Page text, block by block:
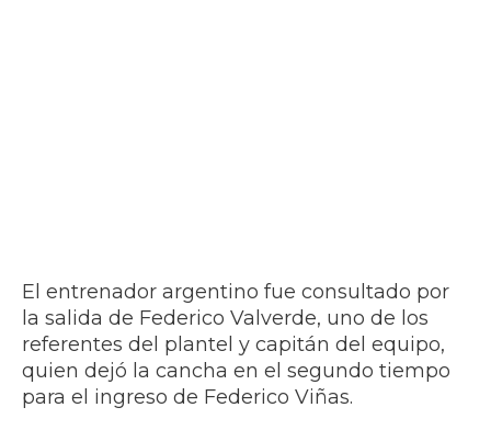
El entrenador argentino fue consultado por
la salida de Federico Valverde, uno de los
referentes del plantel y capitán del equipo,
quien dejó la cancha en el segundo tiempo
para el ingreso de Federico Viñas.